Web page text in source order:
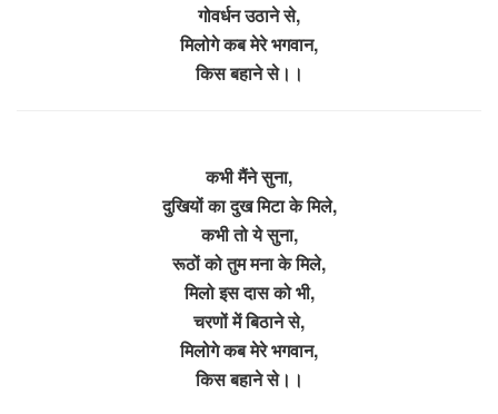
गोवर्धन उठाने से,
मिलोगे कब मेरे भगवान,
किस बहाने से।।
कभी मैंने सुना,
दुखियों का दुख मिटा के मिले,
कभी तो ये सुना,
रूठों को तुम मना के मिले,
मिलो इस दास को भी,
चरणों में बिठाने से,
मिलोगे कब मेरे भगवान,
किस बहाने से।।